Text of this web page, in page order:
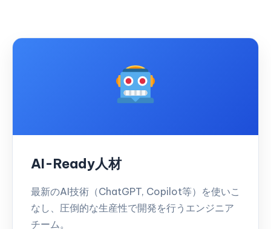
AI-Ready人材
最新のAI技術（ChatGPT, Copilot等）を使いこ
なし、圧倒的な生産性で開発を行うエンジニア
チーム。